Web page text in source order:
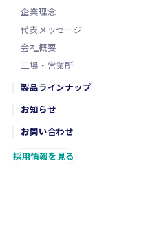
企業理念
代表メッセージ
会社概要
工場・営業所
製品ラインナップ
お知らせ
お問い合わせ
採用情報を見る